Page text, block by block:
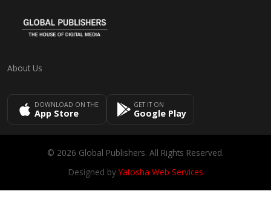
About Us
DOWNLOAD ON THE
App Store
GET IT ON
Google Play
© 2026 Global Publishers. All Rights Reserved.
Designed byYatosha Web Services